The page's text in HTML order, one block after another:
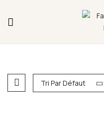
Tri Par Défaut
Fermeture annuelle
L'ajout au panier est
commande ni remise